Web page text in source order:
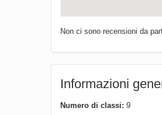
Non ci sono recensioni da
Informazioni
Numero di classi: 9